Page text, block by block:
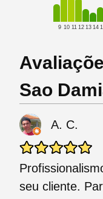
9 10 11 12 13 14
Sao
A. C.
seu cliente.